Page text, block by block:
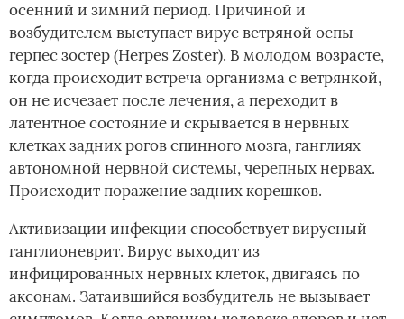
осенний и зимний период. Причиной и
возбудителем выступает вирус ветряной оспы –
герпес зостер (Herpes Zoster). В молодом возрасте,
когда происходит встреча организма с ветрянкой,
он не исчезает после лечения, а переходит в
латентное состояние и скрывается в нервных
клетках задних рогов спинного мозга, ганглиях
автономной нервной системы, черепных нервах.
Происходит поражение задних корешков.
Активизации инфекции способствует вирусный
ганглионеврит. Вирус выходит из
инфицированных нервных клеток, двигаясь по
аксонам. Затаившийся возбудитель не вызывает